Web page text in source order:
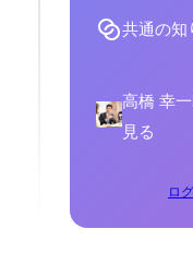
共通の知
高橋 幸
見る
ロ